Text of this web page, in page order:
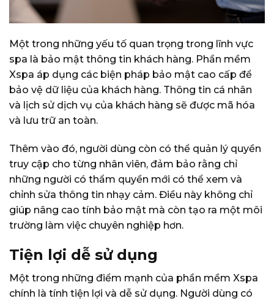
Một trong những yếu tố quan trọng trong lĩnh vực
spa là bảo mật thông tin khách hàng. Phần mềm
Xspa áp dụng các biện pháp bảo mật cao cấp để
bảo vệ dữ liệu của khách hàng. Thông tin cá nhân
và lịch sử dịch vụ của khách hàng sẽ được mã hóa
và lưu trữ an toàn.
Thêm vào đó, người dùng còn có thể quản lý quyền
truy cập cho từng nhân viên, đảm bảo rằng chỉ
những người có thẩm quyền mới có thể xem và
chỉnh sửa thông tin nhạy cảm. Điều này không chỉ
giúp nâng cao tính bảo mật mà còn tạo ra một môi
trường làm việc chuyên nghiệp hơn.
Tiện lợi dễ sử dụng
Một trong những điểm mạnh của phần mềm Xspa
chính là tính tiện lợi và dễ sử dụng. Người dùng có